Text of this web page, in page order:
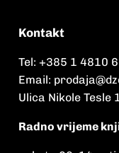
Kontakt
Tel: +385 1 4810
Email:
Ulica Nikole Tesle
Radno vrijeme